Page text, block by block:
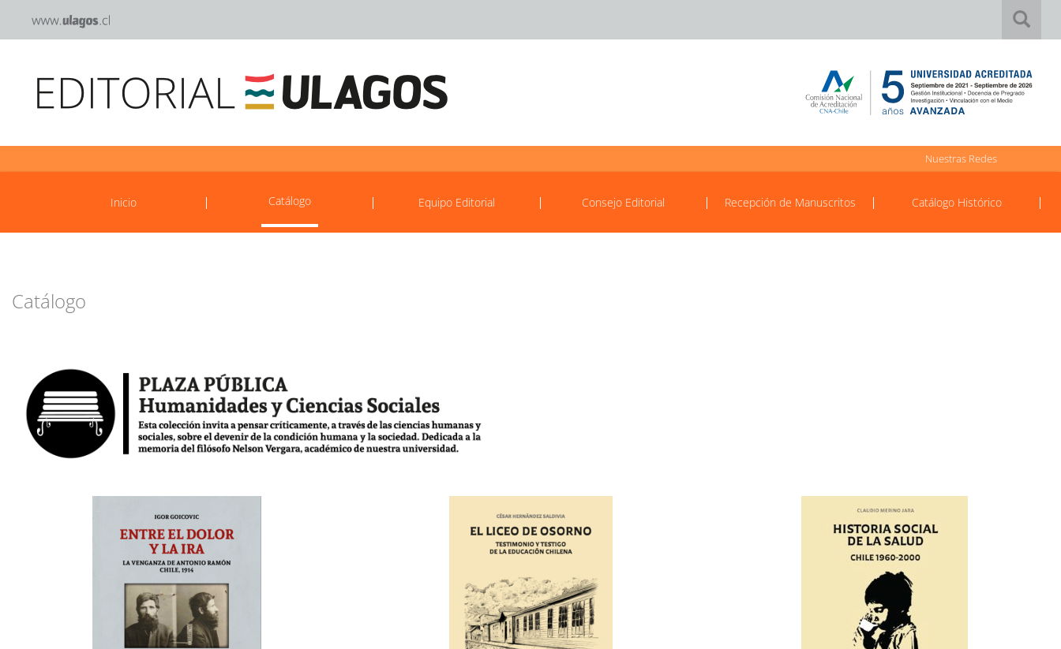
Nuestras Redes
Inicio Catálogo Equipo Editorial Consejo Editorial Recepción de Manuscritos Catálogo Histórico
Catálogo